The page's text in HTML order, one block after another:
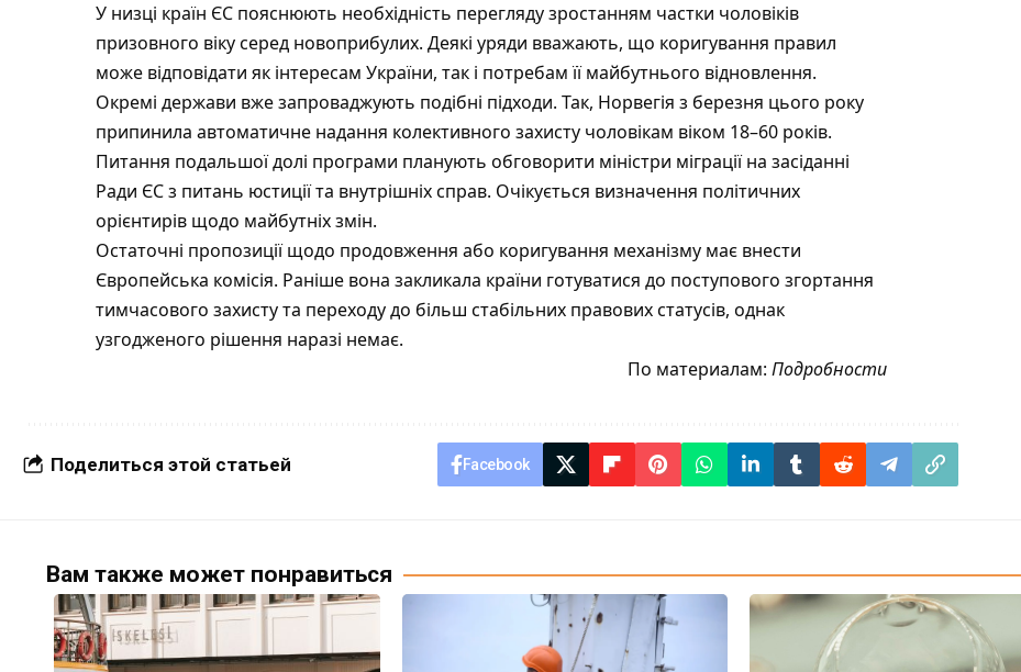
У низці країн ЄС пояснюють необхідність перегляду зростанням частки чоловіків
призовного віку серед новоприбулих. Деякі уряди вважають, що коригування правил
може відповідати як інтересам України, так і потребам її майбутнього відновлення.
Окремі держави вже запроваджують подібні підходи. Так, Норвегія з березня цього року
припинила автоматичне надання колективного захисту чоловікам віком 18–60 років.
Питання подальшої долі програми планують обговорити міністри міграції на засіданні
Ради ЄС з питань юстиції та внутрішніх справ. Очікується визначення політичних
орієнтирів щодо майбутніх змін.
Остаточні пропозиції щодо продовження або коригування механізму має внести
Європейська комісія. Раніше вона закликала країни готуватися до поступового згортання
тимчасового захисту та переходу до більш стабільних правових статусів, однак
узгодженого рішення наразі немає.
По материалам: Подробности
Поделиться этой статьей Facebook
Вам также может понравиться